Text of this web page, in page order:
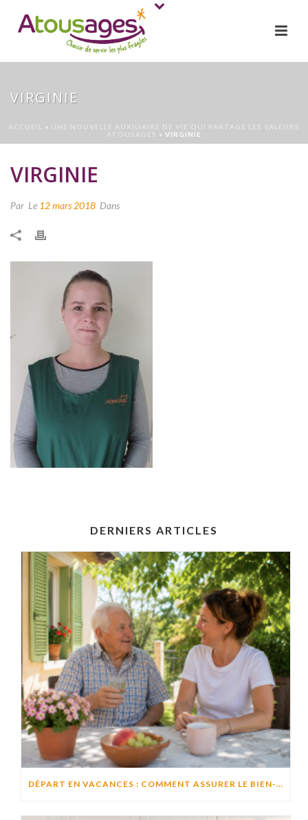
VIRGINIE
ACCUEIL » UNE NOUVELLE AUXILIAIRE DE VIE QUI PARTAGE LES VALEURS
ATOUSAGES » VIRGINIE
VIRGINIE
Par Le 12 mars 2018 Dans
DERNIERS ARTICLES
DÉPART EN VACANCES : COMMENT ASSURER LE BIEN-ÊTRE D’UN PROCHE RESTÉ À DOMICILE ?